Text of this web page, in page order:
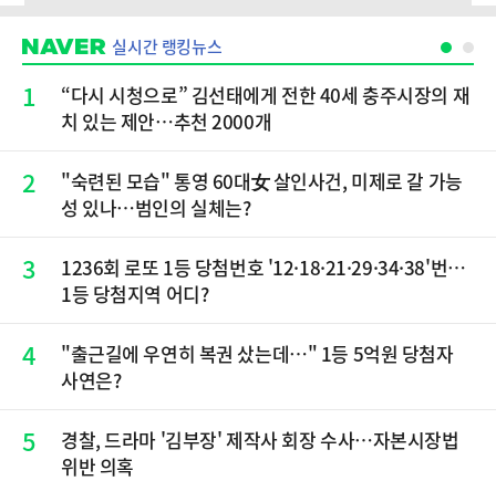
실시간 랭킹뉴스
1
“다시 시청으로” 김선태에게 전한 40세 충주시장의 재
치 있는 제안…추천 2000개
2
"숙련된 모습" 통영 60대女 살인사건, 미제로 갈 가능
성 있나…범인의 실체는?
3
1236회 로또 1등 당첨번호 '12·18·21·29·34·38'번…
1등 당첨지역 어디?
4
"출근길에 우연히 복권 샀는데…" 1등 5억원 당첨자
사연은?
5
경찰, 드라마 '김부장' 제작사 회장 수사…자본시장법
위반 의혹